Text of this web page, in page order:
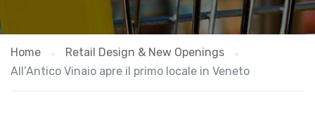
Home
Retail Design & New Openings
All’Antico Vinaio apre il primo locale in Veneto